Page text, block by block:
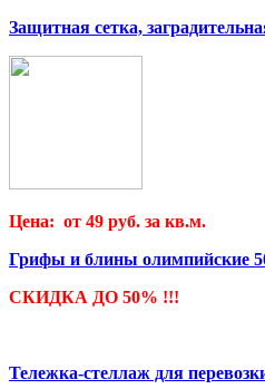
Защитная сетка,
Цена: от 49 руб. за кв.м.
Грифы и блины олимпийские
СКИДКА ДО 50% !!!
Тележка-стеллаж для